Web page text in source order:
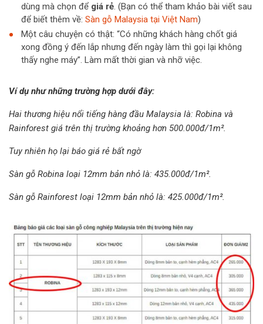
dùng mà chọn để giá rẻ. (Bạn có thể tham khảo bài viết sau
để biết thêm về: Sàn gỗ Malaysia tại Việt Nam)
Một câu chuyện có thật: “Có những khách hàng chốt giá
xong đồng ý đến lắp nhưng đến ngày làm thì gọi lại không
thấy nghe máy”. Làm mất thời gian và nhỡ việc.
Ví dụ như những trường hợp dưới đây:
Hai thương hiệu nổi tiếng hàng đầu Malaysia là: Robina và
Rainforest giá trên thị trường khoảng hơn 500.000đ/1m².
Tuy nhiên họ lại báo giá rẻ bất ngờ
Sàn gỗ Robina loại 12mm bản nhỏ là: 435.000đ/1m².
Sàn gỗ Rainforest loại 12mm bản nhỏ là: 425.000đ/1m².